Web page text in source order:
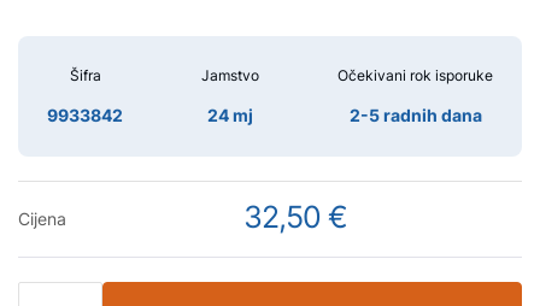
Šifra
9933842
Jamstvo
24 mj
Očekivani rok isporuke
2-5 radnih dana
Cijena 32,50 €